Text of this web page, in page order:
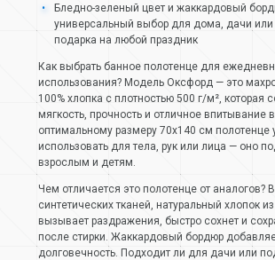
Бледно-зеленый цвет и жаккардовый
универсальный выбор для дома, дачи или
подарка на любой праздник
Как выбрать банное полотенце для
использования? Модель Оксфорд — это
100% хлопка с плотностью 500 г/м², которая
мягкость, прочность и отличное впитывание
оптимальному размеру 70х140 см полотенце
использовать для тела, рук или лица — оно
взрослым и детям.
Чем отличается это полотенце от аналогов?
синтетических тканей, натуральный хлопок
вызывает раздражения, быстро сохнет и
после стирки. Жаккардовый бордюр
долговечность. Подходит ли для дачи или